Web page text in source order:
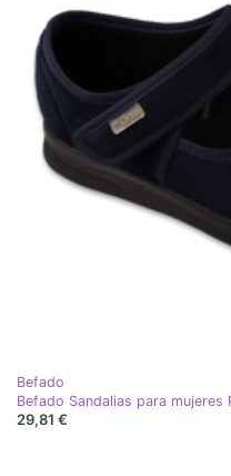
Befado
Befado Sandalias para
29,81 €